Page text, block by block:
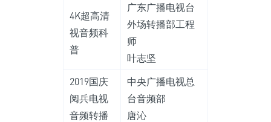
4K超高清
视音频科
普
广东广播电视台
外场转播部工程
师
叶志坚
2019国庆
阅兵电视
音频转播
中央广播电视总
台音频部
唐沁